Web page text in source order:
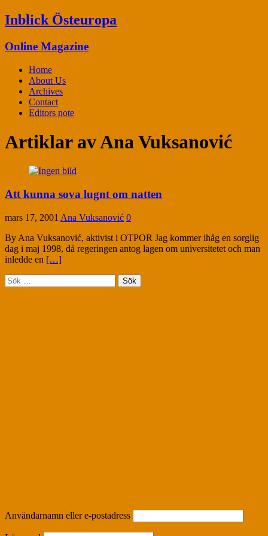
Inblick Östeuropa
Online Magazine
Home
About Us
Archives
Contact
Editors note
Artiklar avAna Vuksanović
Att kunna sova lugnt om natten
mars 17, 2001 Ana Vuksanović 0
By Ana Vuksanović, aktivist i OTPOR Jag kommer ihåg en sorglig
dag i maj 1998, då regeringen antog lagen om universitetet och man
inledde en […]
Sök
efter:
Användarnamn eller e-postadress